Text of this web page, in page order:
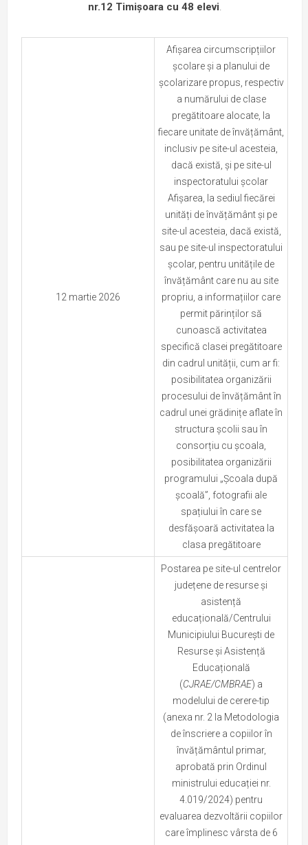
nr.12 Timișoara cu 48 elevi.
12 martie 2026
Afișarea circumscripțiilor
școlare și a planului de
școlarizare propus, respectiv
a numărului de clase
pregătitoare alocate, la
fiecare unitate de învățământ,
inclusiv pe site-ul acesteia,
dacă există, și pe site-ul
inspectoratului școlar
Afișarea, la sediul fiecărei
unități de învățământ și pe
site-ul acesteia, dacă există,
sau pe site-ul inspectoratului
școlar, pentru unitățile de
învățământ care nu au site
propriu, a informațiilor care
permit părinților să
cunoască activitatea
specifică clasei pregătitoare
din cadrul unității, cum ar fi:
posibilitatea organizării
procesului de învățământ în
cadrul unei grădinițe aflate în
structura școlii sau în
consorțiu cu școala,
posibilitatea organizării
programului „Școala după
școală”, fotografii ale
spațiului în care se
desfășoară activitatea la
clasa pregătitoare
Postarea pe site-ul centrelor
județene de resurse și
asistență
educațională/Centrului
Municipiului București de
Resurse și Asistență
Educațională
(CJRAE/CMBRAE) a
modelului de cerere-tip
(anexa nr. 2 la Metodologia
de înscriere a copiilor în
învățământul primar,
aprobată prin Ordinul
ministrului educației nr.
4.019/2024) pentru
evaluarea dezvoltării copiilor
care împlinesc vârsta de 6